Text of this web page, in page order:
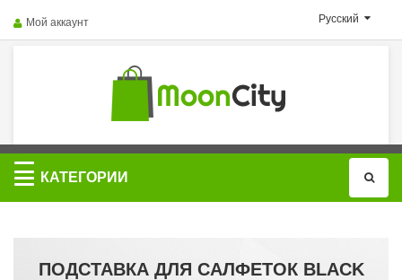
Русский
Мой аккаунт
Категории
КАТЕГОРИИ
ПОДСТАВКА ДЛЯ САЛФЕТОК BLACK